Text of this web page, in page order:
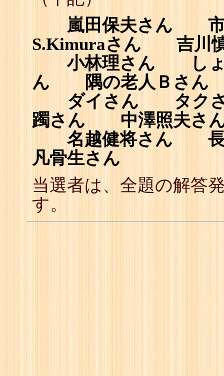
嵐田保夫さん
S.Kimuraさん 吉川
小林理さん しょ
ん 隅の老人Ｂさん
ダイさん タク
躅さん 中澤照夫さ
名越健将さん
凡骨生さん
当選者は、全題の解答
す。